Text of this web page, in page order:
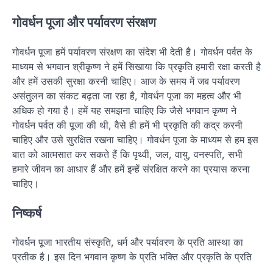
गोवर्धन पूजा और पर्यावरण संरक्षण
गोवर्धन पूजा हमें पर्यावरण संरक्षण का संदेश भी देती है। गोवर्धन पर्वत के
माध्यम से भगवान श्रीकृष्ण ने हमें सिखाया कि प्रकृति हमारी रक्षा करती है
और हमें उसकी सुरक्षा करनी चाहिए। आज के समय में जब पर्यावरण
असंतुलन का संकट बढ़ता जा रहा है, गोवर्धन पूजा का महत्व और भी
अधिक हो गया है। हमें यह समझना चाहिए कि जैसे भगवान कृष्ण ने
गोवर्धन पर्वत की पूजा की थी, वैसे ही हमें भी प्रकृति की कद्र करनी
चाहिए और उसे सुरक्षित रखना चाहिए। गोवर्धन पूजा के माध्यम से हम इस
बात को आत्मसात कर सकते हैं कि पृथ्वी, जल, वायु, वनस्पति, सभी
हमारे जीवन का आधार हैं और हमें इन्हें संरक्षित करने का प्रयास करना
चाहिए।
निष्कर्ष
गोवर्धन पूजा भारतीय संस्कृति, धर्म और पर्यावरण के प्रति आस्था का
प्रतीक है। इस दिन भगवान कृष्ण के प्रति भक्ति और प्रकृति के प्रति